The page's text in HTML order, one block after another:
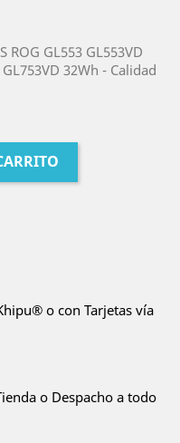
ROG GL553 GL553VD
32Wh - Calidad
o con Tarjetas vía
o Despacho a todo